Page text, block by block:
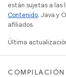
están sujetas a las
Contenido. Java y
afiliados.
Última
COMPILACIÓN